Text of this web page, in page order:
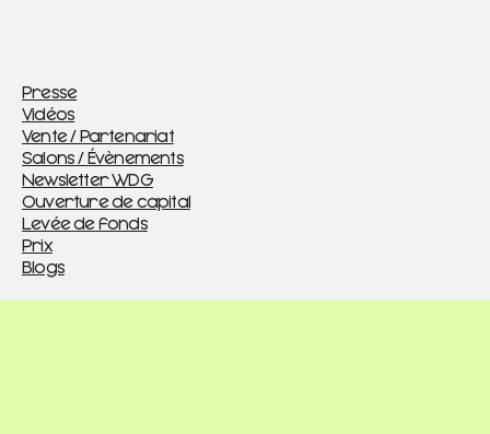
Presse
Vidéos
Vente / Partenariat
Salons / Évènements
Newsletter WDG
Ouverture de capital
Levée de fonds
Prix
Blogs